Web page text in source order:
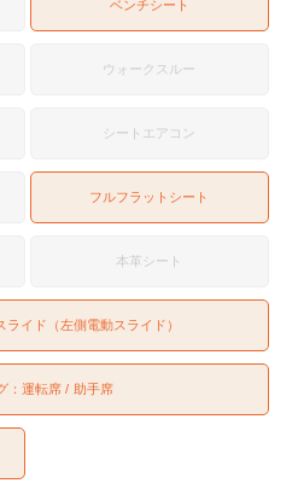
ベンチシート
ウォークスルー
シートエアコン
フルフラットシート
本革シート
ライド（左側電動スライド）
： 運転席 助手席